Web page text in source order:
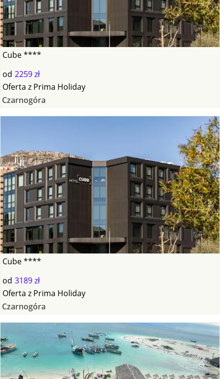
Cube ****
od 2259 zł
Oferta z Prima Holiday
Czarnogóra
Cube ****
od 3189 zł
Oferta z Prima Holiday
Czarnogóra